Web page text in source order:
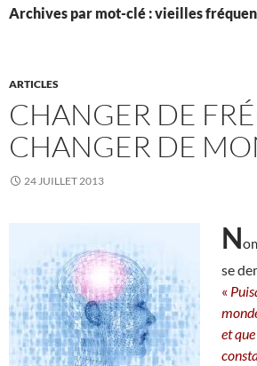
Archives par mot-clé : vieilles
ARTICLES
CHANGER DE
CHANGER DE
24 JUILLET 2013
N
se
«
et que